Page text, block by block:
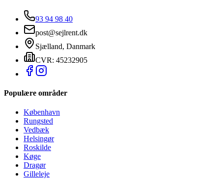
93 94 98 40
post@sejlrent.dk
Sjælland, Danmark
CVR: 45232905
Populære områder
København
Rungsted
Vedbæk
Helsingør
Roskilde
Køge
Dragør
Gilleleje